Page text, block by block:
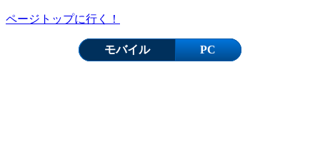
ページトップに行く！
モバイル PC